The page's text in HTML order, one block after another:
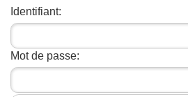
Identifiant:
Mot de passe: